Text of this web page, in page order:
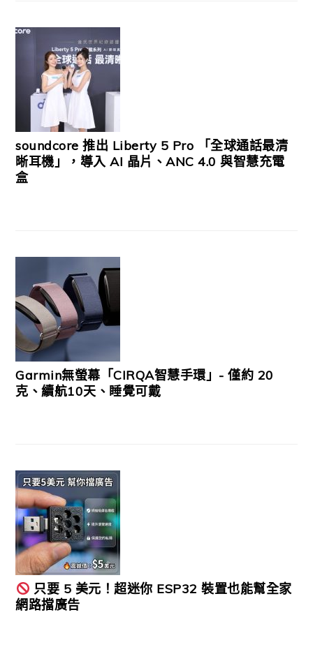
soundcore 推出 Liberty 5 Pro 「全球通話最清
晰耳機」，導入 AI 晶片、ANC 4.0 與智慧充電
盒
Garmin無螢幕「CIRQA智慧手環」- 僅約 20
克、續航10天、睡覺可戴
只要 5 美元！超迷你 ESP32 裝置也能幫全家
網路擋廣告